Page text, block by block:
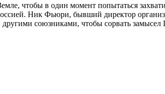
чтобы в один момент попытаться
Ник Фьюри, бывший директор
союзниками, чтобы сорвать замысел